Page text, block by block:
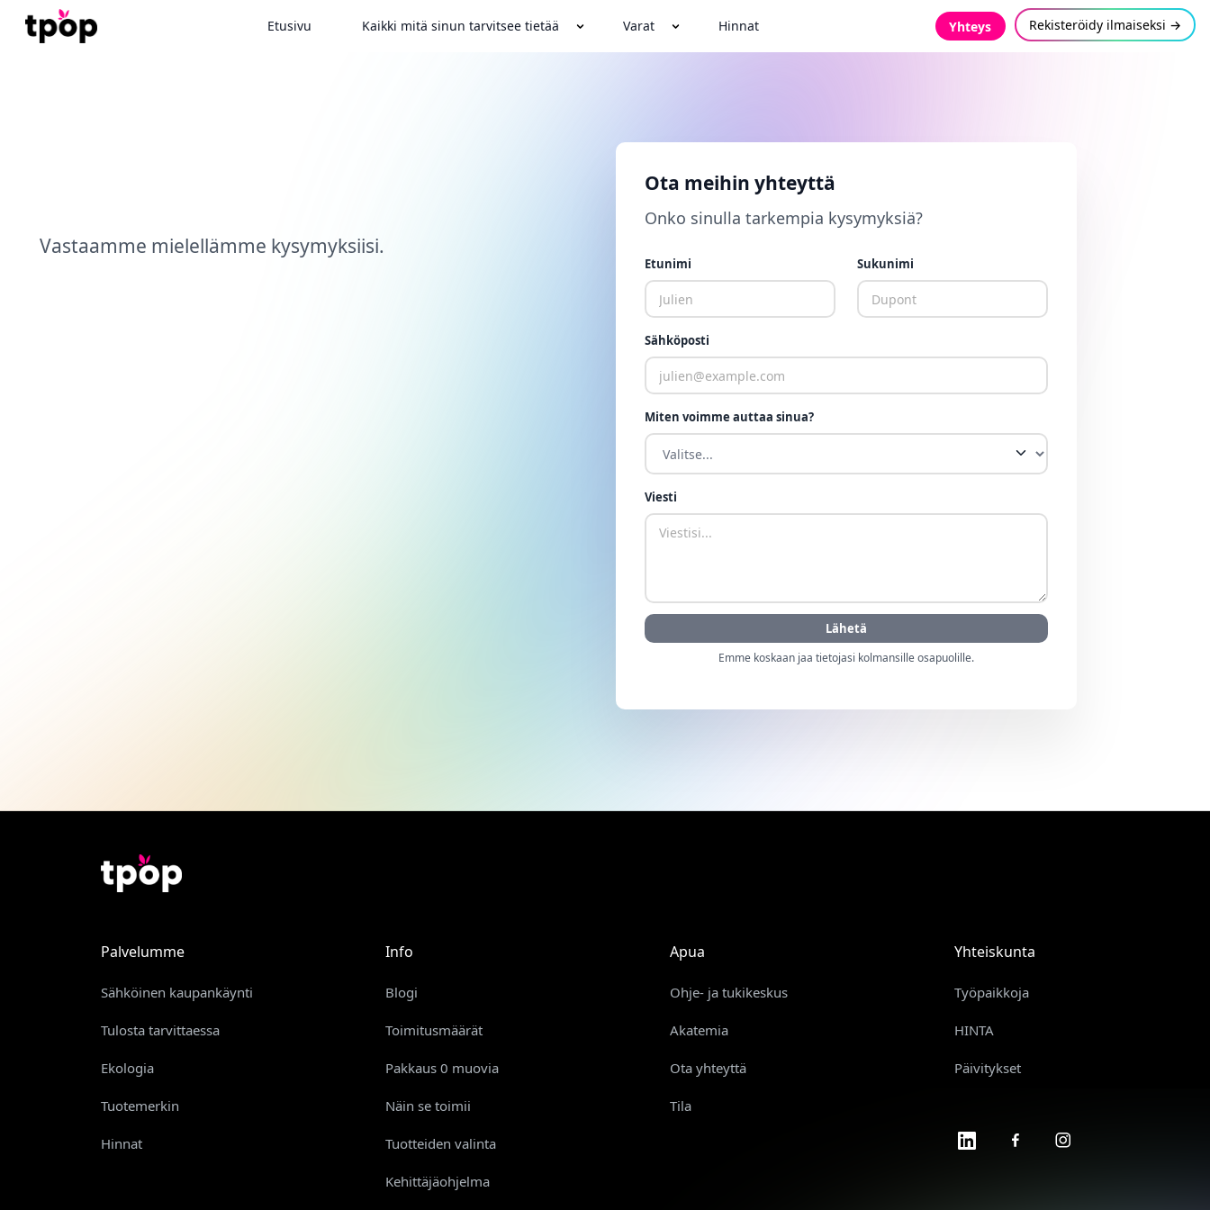
Etusivu Kaikki mitä sinun tarvitsee tietää Varat Hinnat Yhteys Rekisteröidy ilmaiseksi →
Vastaamme mielellämme kysymyksiisi.
Ota meihin yhteyttä
Onko sinulla tarkempia kysymyksiä?
Etunimi Sukunimi
Sähköposti
Miten voimme auttaa sinua?
Viesti
Lähetä
Emme koskaan jaa tietojasi kolmansille osapuolille.
Palvelumme
Sähköinen kaupankäynti
Tulosta tarvittaessa
Ekologia
Tuotemerkin
Hinnat
Info
Blogi
Toimitusmäärät
Pakkaus 0 muovia
Näin se toimii
Tuotteiden valinta
Kehittäjäohjelma
Apua
Ohje- ja tukikeskus
Akatemia
Ota yhteyttä
Tila
Yhteiskunta
Työpaikkoja
HINTA
Päivitykset